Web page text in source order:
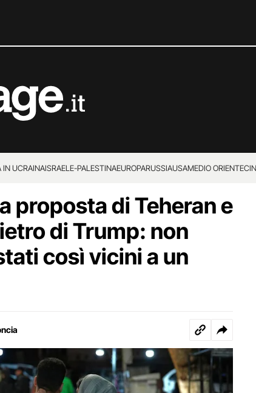
IN UCRAINAISRAELE-PALESTINAEUROPARUSSIAUSAMEDIO ORIENTE
proposta di Teheran e
di Trump: non
così vicini a un